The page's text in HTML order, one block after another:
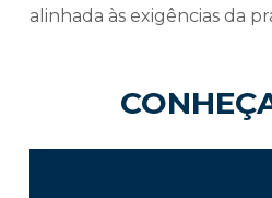
alinhada às exigências da